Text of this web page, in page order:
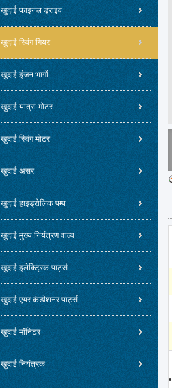
खुदाई फाइनल ड्राइव
खुदाई स्विंग गियर
खुदाई इंजन भागों
खुदाई यात्रा मोटर
खुदाई स्विंग मोटर
खुदाई असर
खुदाई हाइड्रोलिक पम्प
खुदाई मुख्य नियंत्रण वाल्व
खुदाई इलेक्ट्रिक पार्ट्स
खुदाई एयर कंडीशनर पार्ट्स
खुदाई मॉनिटर
खुदाई नियंत्रक